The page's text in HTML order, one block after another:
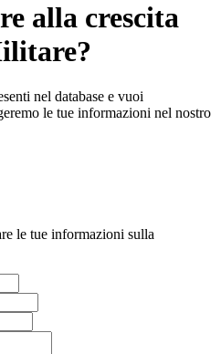
alla crescita
nel database e vuoi
le tue informazioni nel nostro
le tue informazioni sulla